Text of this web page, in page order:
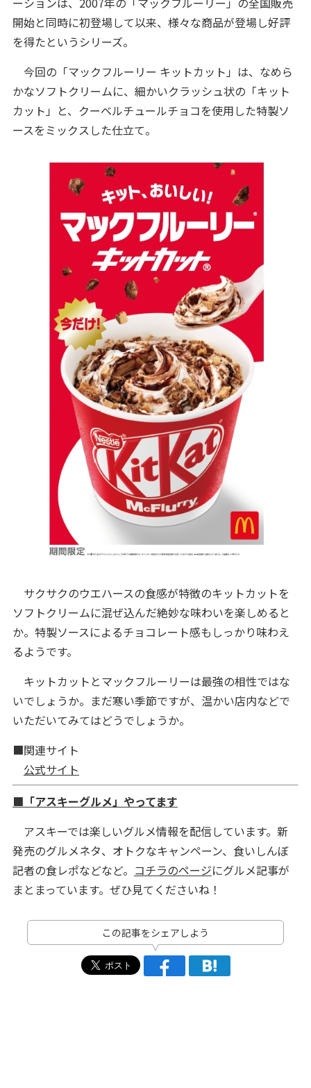
開始と同時に初登場して以来、様々な商品が登場し好評
を得たというシリーズ。
今回の「マックフルーリー キットカット」は、なめら
かなソフトクリームに、細かいクラッシュ状の「キット
カット」と、クーベルチュールチョコを使用した特製ソ
ースをミックスした仕立て。
サクサクのウエハースの食感が特徴のキットカットを
ソフトクリームに混ぜ込んだ絶妙な味わいを楽しめると
か。特製ソースによるチョコレート感もしっかり味わえ
るようです。
キットカットとマックフルーリーは最強の相性ではな
いでしょうか。まだ寒い季節ですが、温かい店内などで
いただいてみてはどうでしょうか。
■関連サイト
公式サイト
■「アスキーグルメ」やってます
アスキーでは楽しいグルメ情報を配信しています。新
発売のグルメネタ、オトクなキャンペーン、食いしんぼ
記者の食レポなどなど。 コチラのページにグルメ記事が
まとまっています。ぜひ見てくださいね！
この記事をシェアしよう